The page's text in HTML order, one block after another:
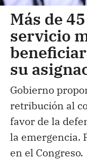
Más de
servicio
su
Gobierno
retribución al
favor de la
la emergencia.
en el Congreso.